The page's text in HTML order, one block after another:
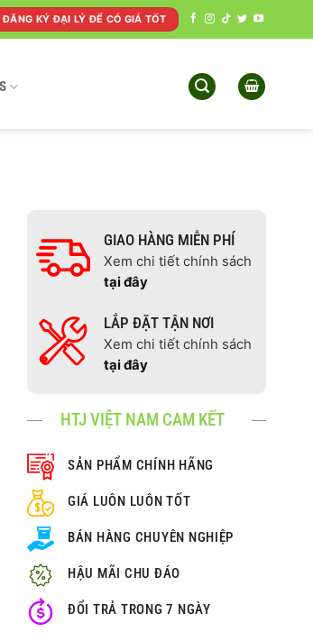
ĐĂNG KÝ ĐẠI LÝ ĐỂ CÓ GIÁ TỐT
GIAO HÀNG MIỄN PHÍ
Xem chi tiết chính sách
tại đây
LẮP ĐẶT TẬN NƠI
Xem chi tiết chính sách
tại đây
HTJ VIỆT NAM CAM KẾT
SẢN PHẨM CHÍNH HÃNG
GIÁ LUÔN LUÔN TỐT
BÁN HÀNG CHUYÊN NGHIỆP
HẬU MÃI CHU ĐÁO
ĐỔI TRẢ TRONG 7 NGÀY